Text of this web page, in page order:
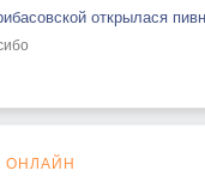
открылася
ОНЛАЙН